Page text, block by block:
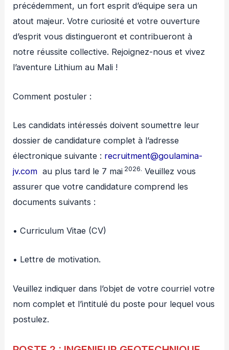
précédemment, un fort esprit d’équipe sera un
atout majeur. Votre curiosité et votre ouverture
d’esprit vous distingueront et contribueront à
notre réussite collective. Rejoignez-nous et vivez
l’aventure Lithium au Mali !
Comment postuler :
Les candidats intéressés doivent soumettre leur
dossier de candidature complet à l’adresse
électronique suivante : recruitment@goulamina-
jv.com au plus tard le 7 mai 2026. Veuillez vous
assurer que votre candidature comprend les
documents suivants :
• Curriculum Vitae (CV)
• Lettre de motivation.
Veuillez indiquer dans l’objet de votre courriel votre
nom complet et l’intitulé du poste pour lequel vous
postulez.